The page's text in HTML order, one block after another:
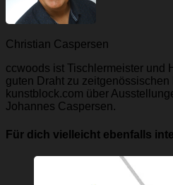
Christian Caspersen
ccwoods ist Tischlermeister und
guten Draht zu
kunstblock.com über
Johannes Caspersen.
Für dich vielleicht ebenfalls